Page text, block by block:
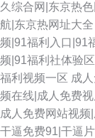
久综合网|东京热
航|东京热网址大全
频|91福利入口|91
频|91福利社体验
福利视频一区 成
频在线|成人免费
成人免费网站视
干逼免费91|干逼